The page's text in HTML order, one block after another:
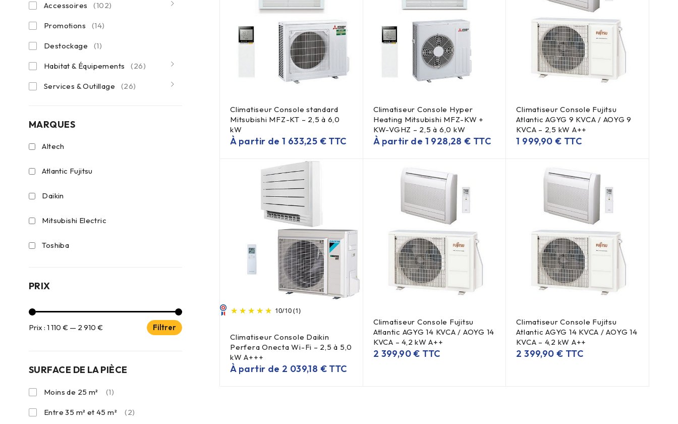
Accessoires (102)
Promotions (14)
Destockage (1)
Habitat & Équipements (26)
Services & Outillage (26)
MARQUES
Altech
Atlantic Fujitsu
Daikin
Mitsubishi Electric
Toshiba
PRIX
Filtrer
Prix : 1 110 € — 2 910 €
SURFACE DE LA PIÈCE
Moins de 25 m² (1)
Entre 35 m² et 45 m² (2)
Climatiseur Console standard
Mitsubishi MFZ-KT – 2,5 à 6,0
kW
À partir de 1 633,25 €TTC
Climatiseur Console Hyper
Heating Mitsubishi MFZ-KW +
KW-VGHZ – 2,5 à 6,0 kW
À partir de 1 928,28€ TTC
Climatiseur Console Fujitsu
Atlantic AGYG 9 KVCA / AOYG 9
KVCA – 2,5 kW A++
1 999,90 € TTC
10/10(1)
Climatiseur Console Daikin
Perfera Onecta Wi-Fi – 2,5 à 5,0
kW A+++
À partir de 2 039,18 €TTC
Climatiseur Console Fujitsu
Atlantic AGYG 14 KVCA / AOYG 14
KVCA – 4,2 kW A++
2 399,90€ TTC
Climatiseur Console Fujitsu
Atlantic AGYG 14 KVCA / AOYG 14
KVCA – 4,2 kW A++
2 399,90 € TTC